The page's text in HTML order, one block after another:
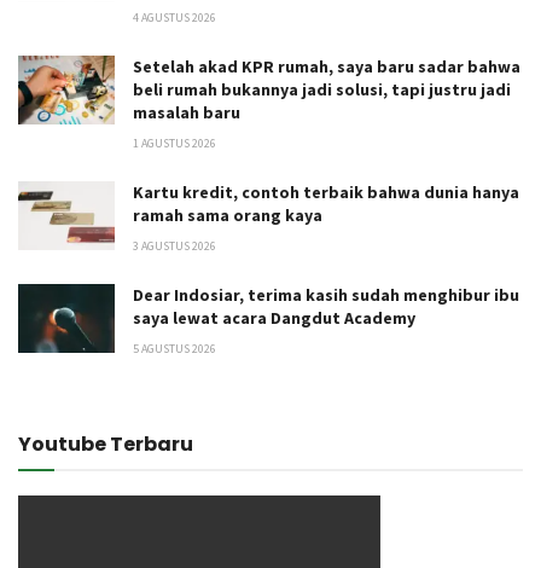
4 AGUSTUS 2026
Setelah akad KPR rumah, saya baru sadar bahwa
beli rumah bukannya jadi solusi, tapi justru jadi
masalah baru
1 AGUSTUS 2026
Kartu kredit, contoh terbaik bahwa dunia hanya
ramah sama orang kaya
3 AGUSTUS 2026
Dear Indosiar, terima kasih sudah menghibur ibu
saya lewat acara Dangdut Academy
5 AGUSTUS 2026
Youtube Terbaru